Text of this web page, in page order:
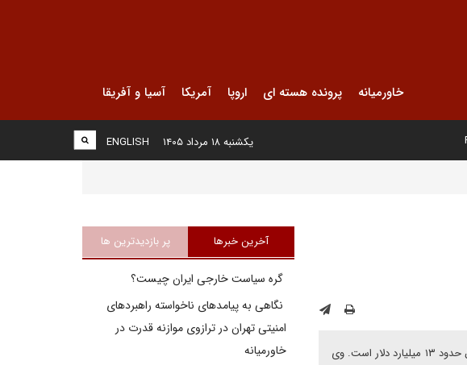
خاورمیانه پرونده هسته ای اروپا آمریکا آسیا و آفریقا
ENGLISH یکشنبه ۱۸ مرداد ۱۴۰۵
بر اساس گفته «ماکسیم ماکسیموف»، سفیر سابق روسیه در عراق، ارزش سرمایه گذاری های روسیه در بخش انرژی کشور عراق حدود ۱۳ میلیارد دلار است. وی
آخرین خبرها پر بازدیدترین ها
گره سیاست خارجی ایران چیست؟
نگاهی به پیامدهای ناخواسته راهبردهای
امنیتی تهران در ترازوی موازنه قدرت در
خاورمیانه